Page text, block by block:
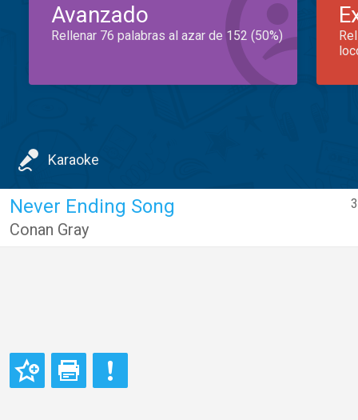
Avanzado
Rellenar 76 palabras al azar de 152 (50%)
Karaoke
Never Ending Song
Conan Gray